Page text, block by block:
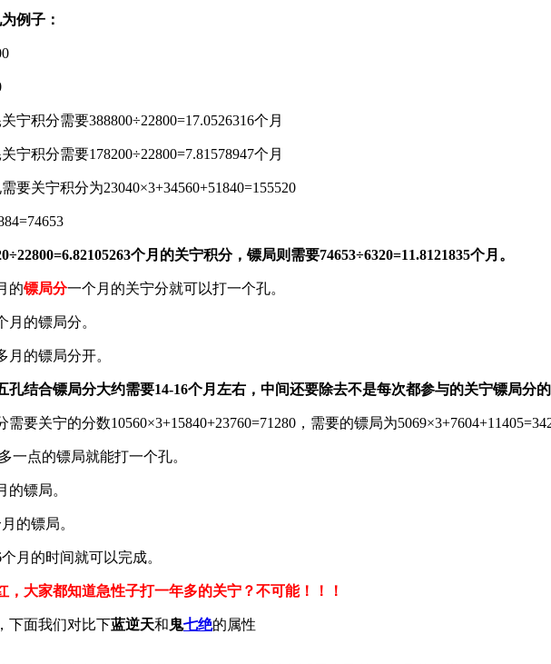
例子：
积分需要388800÷22800=17.0526316个月
积分需要178200÷22800=7.81578947个月
关宁积分为23040×3+34560+51840=155520
个月的关宁积分，镖局则需要74653÷6320=11.8121835个月。
的镖局分一个月的关宁分就可以打一个孔。
月的镖局分。
月的镖局分开。
结合镖局分大约需要14-16个月左右，中间还要除去不是每次都参与的关宁镖局分的
关宁的分数10560×3+15840+23760=71280，需要的镖局为
一点的镖局就能打一个孔。
镖局。
的镖局。
的时间就可以完成。
大家都知道急性子打一年多的关宁？不可能！！！
面我们对比下蓝逆天和 鬼七绝的属性